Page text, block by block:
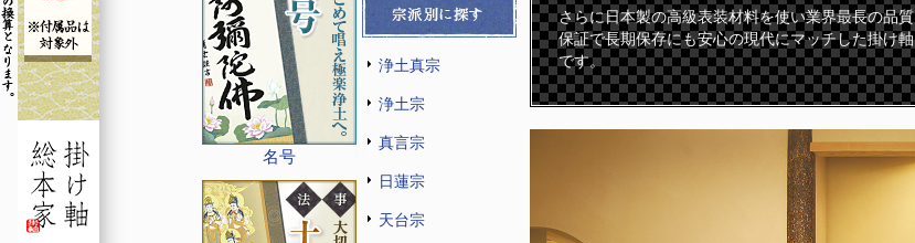
名号
浄土真宗
浄土宗
真言宗
日蓮宗
天台宗
さらに日本製の高級表装材料を使い業界最長の品質
保証で長期保存にも安心の現代にマッチした掛け軸
です。